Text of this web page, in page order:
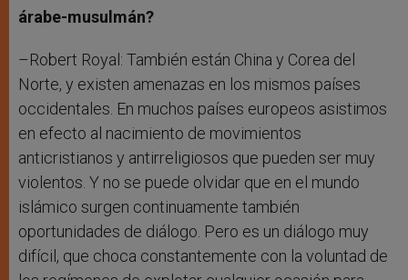
árabe-musulmán?
–Robert Royal: También están China y Corea del
Norte, y existen amenazas en los mismos países
occidentales. En muchos países europeos asistimos
en efecto al nacimiento de movimientos
anticristianos y antirreligiosos que pueden ser muy
violentos. Y no se puede olvidar que en el mundo
islámico surgen continuamente también
oportunidades de diálogo. Pero es un diálogo muy
difícil, que choca constantemente con la voluntad de